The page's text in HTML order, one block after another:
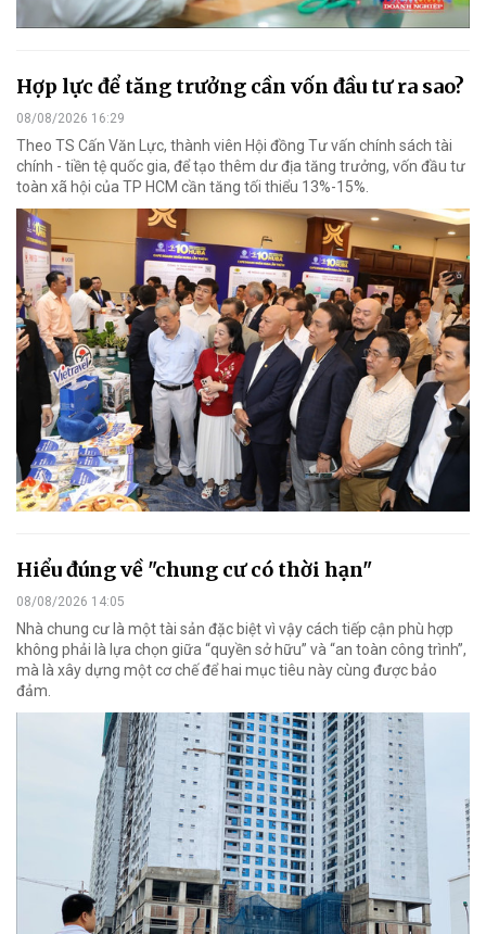
Hợp lực để tăng trưởng cần vốn đầu tư ra sao?
08/08/2026 16:29
Theo TS Cấn Văn Lực, thành viên Hội đồng Tư vấn chính sách tài
chính - tiền tệ quốc gia, để tạo thêm dư địa tăng trưởng, vốn đầu tư
toàn xã hội của TP HCM cần tăng tối thiểu 13%-15%.
Hiểu đúng về "chung cư có thời hạn"
08/08/2026 14:05
Nhà chung cư là một tài sản đặc biệt vì vậy cách tiếp cận phù hợp
không phải là lựa chọn giữa “quyền sở hữu” và “an toàn công trình”,
mà là xây dựng một cơ chế để hai mục tiêu này cùng được bảo
đảm.